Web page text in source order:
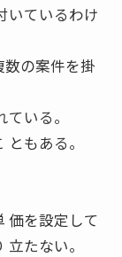
いているわけ
の案件を掛
いる。
もある。
価を設定して
たない。